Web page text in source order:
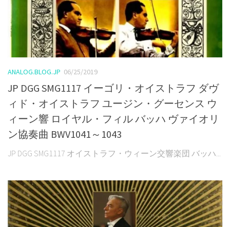
ANALOG.BLOG.JP 06/25/2019
JP DGG SMG1117 イーゴリ・オイストラフ ダヴ
ィド・オイストラフ ユージン・グーセンス ウ
ィーン響 ロイヤル・フィル バッハ ヴァイオリ
ン協奏曲 BWV1041～1043
JP DGG SMG1117 オイストラフ・ウィーン交響楽団 バッハ...